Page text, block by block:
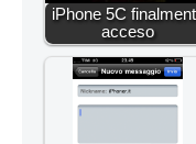
iPhone 5C
acceso